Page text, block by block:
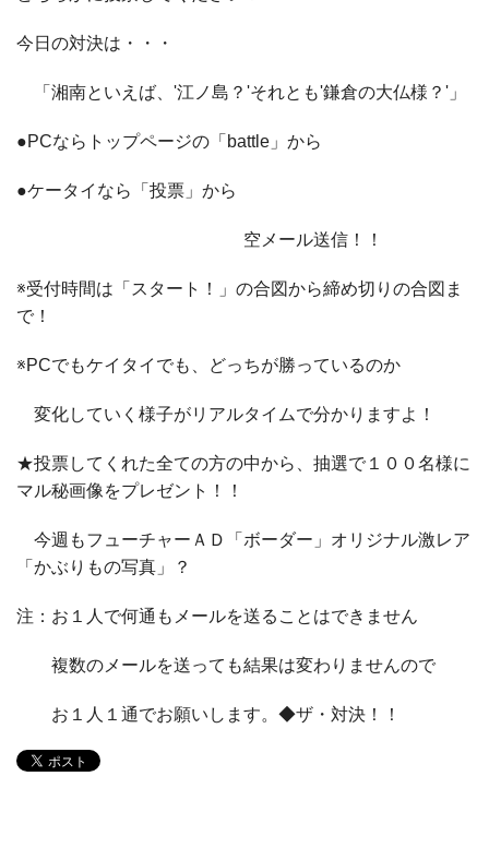
今日の対決は・・・
「湘南といえば、'江ノ島？'それとも'鎌倉の大仏様？'」
●PCならトップページの「battle」から
●ケータイなら「投票」から
空メール送信！！
※受付時間は「スタート！」の合図から締め切りの合図ま
で！
※PCでもケイタイでも、どっちが勝っているのか
変化していく様子がリアルタイムで分かりますよ！
★投票してくれた全ての方の中から、抽選で１００名様に
マル秘画像をプレゼント！！
今週もフューチャーＡＤ「ボーダー」オリジナル激レア
「かぶりもの写真」？
注：お１人で何通もメールを送ることはできません
複数のメールを送っても結果は変わりませんので
お１人１通でお願いします。◆ザ・対決！！